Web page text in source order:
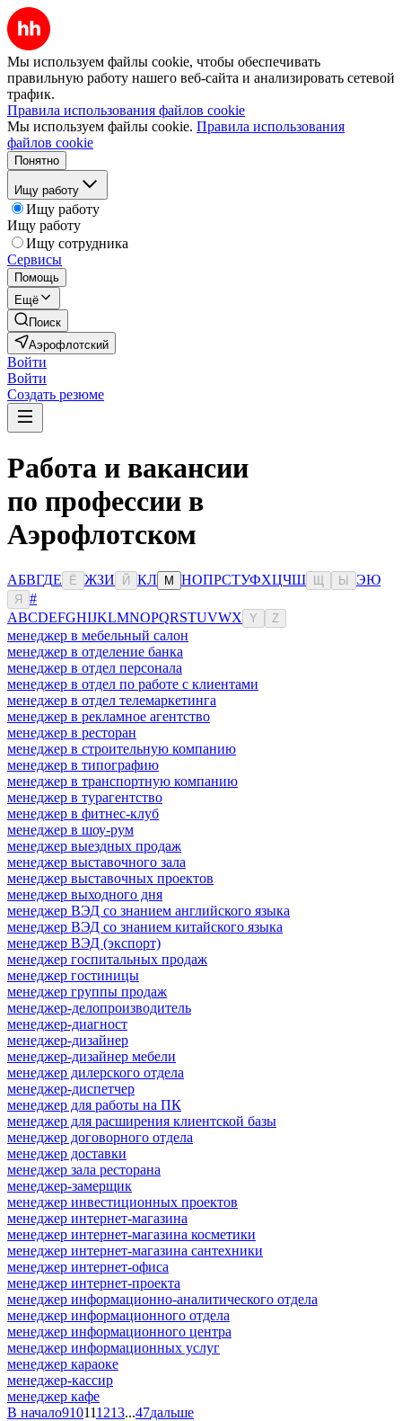
Мы используем файлы cookie, чтобы обеспечивать
правильную работу нашего веб-сайта и анализировать сетевой
трафик.
Правила использования файлов cookie
Мы используем файлы cookie. Правила использования
файлов cookie
Понятно
Ищу работу
Ищу работу
Ищу работу
Ищу сотрудника
Сервисы
Помощь
Ещё
Поиск
Аэрофлотский
Войти
Войти
Создать резюме
Работа и вакансии
по профессии в
Аэрофлотском
АБВГДЕ Ё ЖЗИ Й КЛ М НОПРСТУФХЦЧШ Ы ЭЮ
Я
#
ABCDEFGHIJKLMNOPQRSTUVWX Y Z
менеджер в мебельный салон
менеджер в отделение банка
менеджер в отдел персонала
менеджер в отдел по работе с клиентами
менеджер в отдел телемаркетинга
менеджер в рекламное агентство
менеджер в ресторан
менеджер в строительную компанию
менеджер в типографию
менеджер в транспортную компанию
менеджер в турагентство
менеджер в фитнес-клуб
менеджер в шоу-рум
менеджер выездных продаж
менеджер выставочного зала
менеджер выставочных проектов
менеджер выходного дня
менеджер ВЭД со знанием английского языка
менеджер ВЭД со знанием китайского языка
менеджер ВЭД (экспорт)
менеджер госпитальных продаж
менеджер гостиницы
менеджер группы продаж
менеджер-делопроизводитель
менеджер-диагност
менеджер-дизайнер
менеджер-дизайнер мебели
менеджер дилерского отдела
менеджер-диспетчер
менеджер для работы на ПК
менеджер для расширения клиентской базы
менеджер договорного отдела
менеджер доставки
менеджер зала ресторана
менеджер-замерщик
менеджер инвестиционных проектов
менеджер интернет-магазина
менеджер интернет-магазина косметики
менеджер интернет-магазина сантехники
менеджер интернет-офиса
менеджер интернет-проекта
менеджер информационно-аналитического отдела
менеджер информационного отдела
менеджер информационного центра
менеджер информационных услуг
менеджер караоке
менеджер-кассир
менеджер кафе
В начало910111213...47дальше